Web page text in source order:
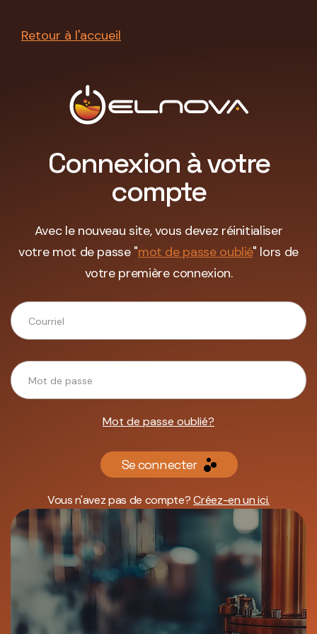
Connexion à votre
compte
Avec le nouveau site, vous devez réinitialiser
votre mot de passe "mot de passe oublié" lors de
votre première connexion.
Mot de passe oublié?
Se connecter
Vous n'avez pas de compte?Créez-en un ici.
Retour à l'accueil